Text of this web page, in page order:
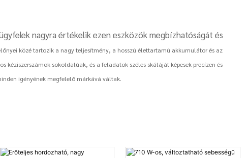
nagyra értékelik ezen eszközök megbízhatóságát és
közé tartozik a nagy teljesítmény, a hosszú élettartamú akkumulátor és az
kéziszerszámok sokoldalúak, és a feladatok széles skáláját képesek precízen és
igényének megfelelő márkává váltak.